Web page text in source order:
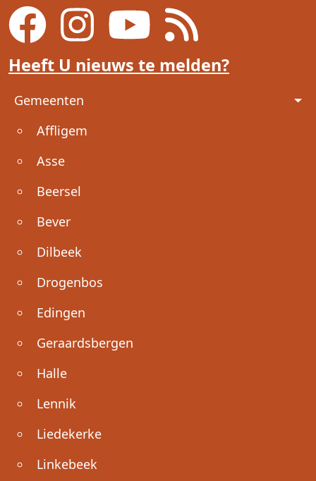
Heeft U nieuws te melden?
Voet
Gemeenten
Affligem
Asse
Beersel
Bever
Dilbeek
Drogenbos
Edingen
Geraardsbergen
Halle
Lennik
Liedekerke
Linkebeek